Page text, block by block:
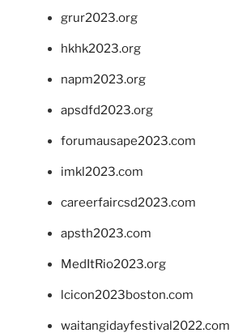
grur2023.org
hkhk2023.org
napm2023.org
apsdfd2023.org
forumausape2023.com
imkl2023.com
careerfaircsd2023.com
apsth2023.com
MedItRio2023.org
lcicon2023boston.com
waitangidayfestival2022.com